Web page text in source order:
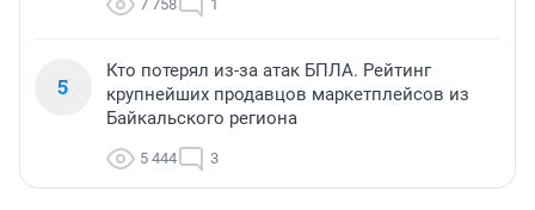
7 758 1
5
Кто потерял из-за атак БПЛА. Рейтинг
крупнейших продавцов маркетплейсов из
Байкальского региона
5 444 3